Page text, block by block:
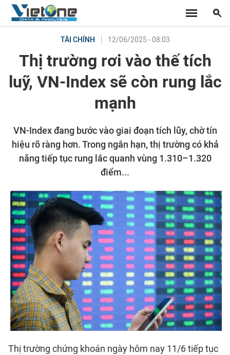
TÀI CHÍNH 12/06/2025 - 08:03
Thị trường rơi vào thế tích
luỹ, VN-Index sẽ còn rung lắc
mạnh
VN-Index đang bước vào giai đoạn tích lũy, chờ tín
hiệu rõ ràng hơn. Trong ngắn hạn, thị trường có khả
năng tiếp tục rung lắc quanh vùng 1.310–1.320
điểm...
Thị trường chứng khoán ngày hôm nay 11/6 tiếp tục